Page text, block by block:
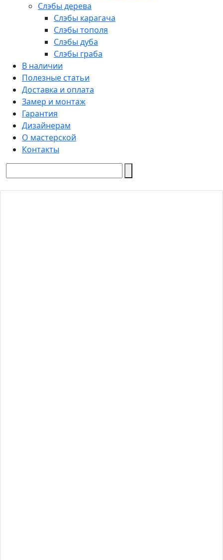
Слэбы дерева
Слэбы карагача
Слэбы тополя
Слэбы дуба
Слэбы граба
В наличии
Полезные статьи
Доставка и оплата
Замер и монтаж
Гарантия
Дизайнерам
О мастерской
Контакты